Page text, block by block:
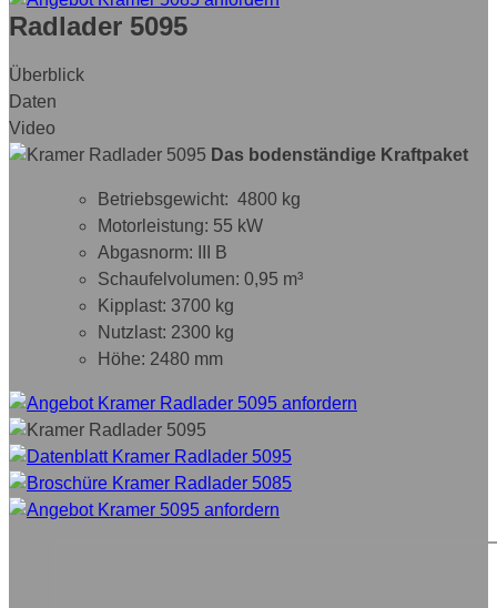
Radlader 5095
Überblick
Daten
Video
Das bodenständige Kraftpaket
Betriebsgewicht: 4800 kg
Motorleistung: 55 kW
Abgasnorm: III B
Schaufelvolumen: 0,95 m³
Kipplast: 3700 kg
Nutzlast: 2300 kg
Höhe: 2480 mm